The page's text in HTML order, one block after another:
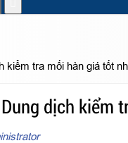
kiểm tra mối hàn giá tốt
dịch kiểm